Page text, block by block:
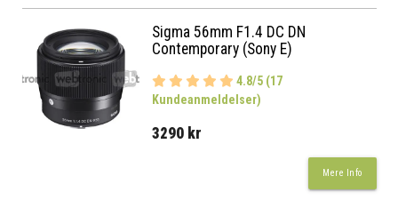
Sigma 56mm F1.4 DC DN
Contemporary (Sony E)
4.8/5 (17
Kundeanmeldelser)
3290 kr
Mere Info